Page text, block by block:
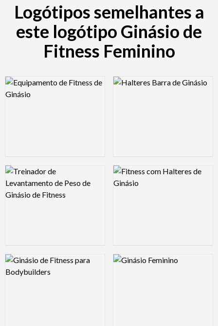
Logótipos semelhantes a
este logótipo Ginásio de
Fitness Feminino
Logo Preview Image Logo Preview Image
Logo Preview Image Logo Preview Image
Logo Preview Image Logo Preview Image